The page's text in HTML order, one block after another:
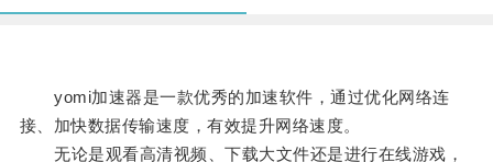
yomi加速器是一款优秀的加速软件，通过优化网络连
接、加快数据传输速度，有效提升网络速度。
无论是观看高清视频、下载大文件还是进行在线游戏，